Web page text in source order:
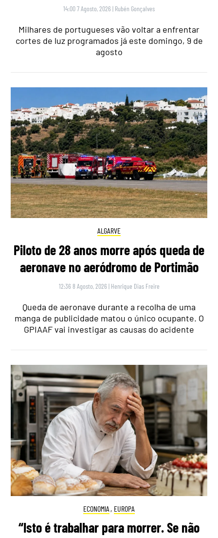
14:00 7 Agosto, 2026 | Rubén Gonçalves
Milhares de portugueses vão voltar a enfrentar
cortes de luz programados já este domingo, 9 de
agosto
ALGARVE
Piloto de 28 anos morre após queda de
aeronave no aeródromo de Portimão
12:36 8 Agosto, 2026 | Henrique Dias Freire
Queda de aeronave durante a recolha de uma
manga de publicidade matou o único ocupante. O
GPIAAF vai investigar as causas do acidente
ECONOMIA , EUROPA
“Isto é trabalhar para morrer. Se não